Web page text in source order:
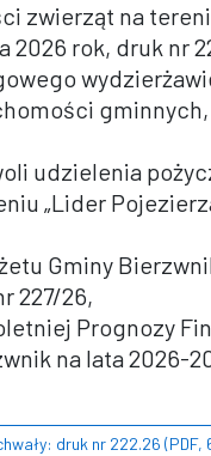
zwierząt na
2026 rok, druk nr
udzielenia
„Lider
Gminy
227/26,
Prognozy
na lata 2026-
druk nr 222.26 (PDF,